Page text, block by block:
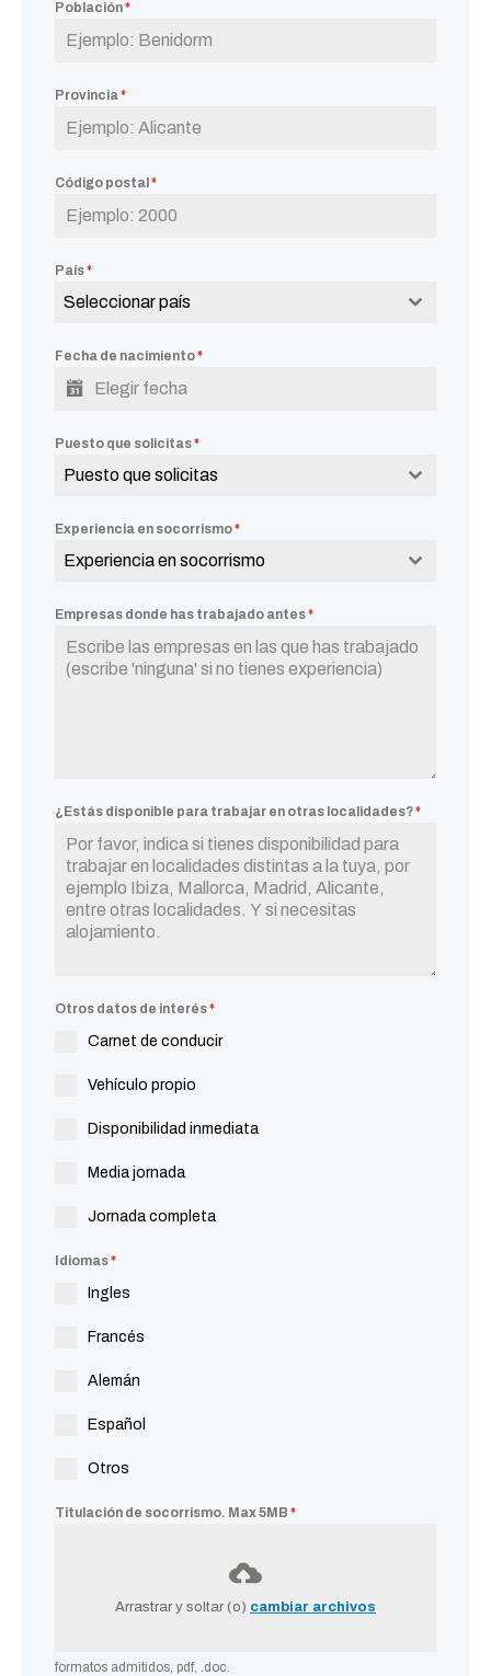
Población*
Provincia*
Código postal *
País*
Seleccionar país
Fecha de nacimiento*
Puesto que solicitas*
Puesto que solicitas
Experiencia en socorrismo*
Experiencia en socorrismo
Empresas donde has trabajado antes*
¿Estás disponible para trabajar en otras localidades?*
Otros datos de interés*
Carnet de conducir
Vehículo propio
Disponibilidad inmediata
Media jornada
Jornada completa
Idiomas*
Ingles
Francés
Alemán
Español
Otros
Titulación de socorrismo. Max 5MB *
Arrastrar y soltar (o) cambiar archivos
formatos admitidos, pdf, .doc.